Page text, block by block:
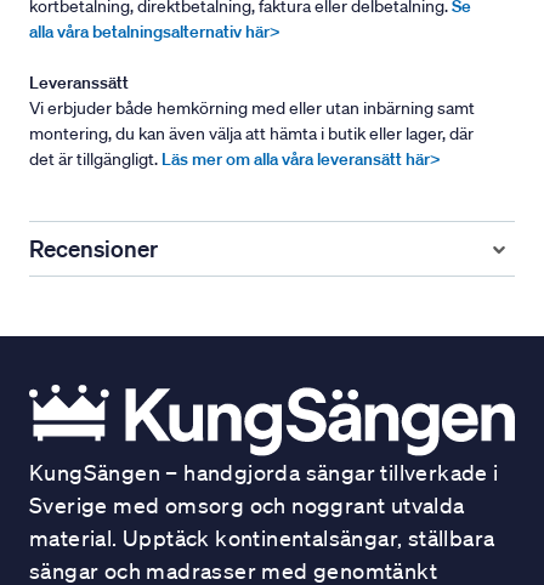
kortbetalning, direktbetalning, faktura eller delbetalning.Se
alla våra betalningsalternativ här>
Leveranssätt
Vi erbjuder både hemkörning med eller utan inbärning samt
montering, du kan även välja att hämta i butik eller lager, där
det är tillgängligt. Läs mer om alla våra leveransätt här>
Recensioner
KungSängen – handgjorda sängar tillverkade i
Sverige med omsorg och noggrant utvalda
material. Upptäck kontinentalsängar, ställbara
sängar och madrasser med genomtänkt